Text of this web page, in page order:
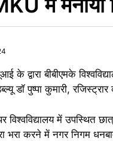
बीबीएमके
डॉ पुष्पा कुमारी,
विश्वविद्यालय में
भरा करने में नगर निगम